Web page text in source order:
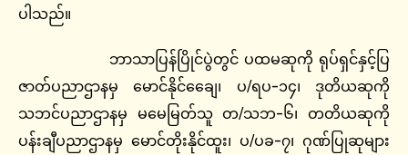
ပါသည်။
ဘာသာပြန်ပြိုင်ပွဲတွင် ပထမဆုကို ရုပ်ရှင်နှင့်ပြ
ဇာတ်ပညာဌာနမှ မောင်နိုင်ချေေ၊ ပ/ရပ-၁၄၊ ဒုတိယဆုကို
သဘင်ပညာဌာနမှ မမေမြတ်သူ တ/သဘ-၆၊ တတိယဆုကို
ပန်းချီပညာဌာနမှ မောင်တိုးနိုင်ထူး၊ ပ/ပခ-၇၊ ဂုဏ်ပြုဆုများ